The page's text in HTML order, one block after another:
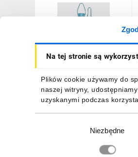
Na tej stronie są
Plików cookie używamy do
naszej witryny,
uzyskanymi podczas
Niezbędne
Klucz do dławic ST 46
98727
1497,01 złbrutto